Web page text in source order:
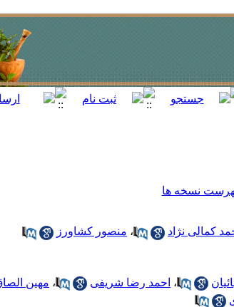
نسخه ها
کمالی نژاد ، منصور کشاورز
، احمد رضا شریفی ، مهین